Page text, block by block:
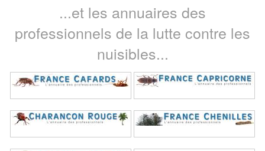
...et les annuaires des
professionnels de la lutte contre les
nuisibles...